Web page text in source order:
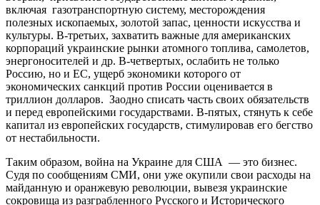
включая газотранспортную систему, месторождения
полезных ископаемых, золотой запас, ценности искусства и
культуры. В-третьих, захватить важные для американских
корпораций украинские рынки атомного топлива, самолетов,
энергоносителей и др. В-четвертых, ослабить не только
Россию, но и ЕС, ущерб экономики которого от
экономических санкций против России оценивается в
триллион долларов. Заодно списать часть своих обязательств
и перед европейскими государствами. В-пятых, стянуть к себе
капитал из европейских государств, стимулировав его бегство
от нестабильности.
Таким образом, война на Украине для США — это бизнес.
Судя по сообщениям СМИ, они уже окупили свои расходы на
майданную и оранжевую революции, вывезя украинские
сокровища из разграбленного Русского и Исторического